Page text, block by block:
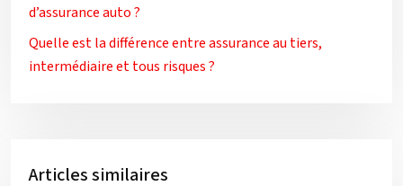
d’assurance auto ?
Quelle est la différence entre assurance au tiers,
intermédiaire et tous risques ?
Articles similaires